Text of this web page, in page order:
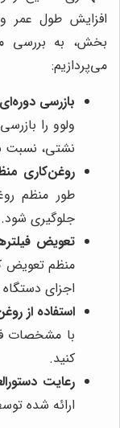
افزایش طول عمر
بخش، به بررسی
می‌پردازیم:
بازرسی
ولوو را
نشتی، نسبت
روغن‌کاری
طور منظم
جلوگیری شود.
تعویض
منظم تعویض
اجزای
استفاده از
با مشخصات
کنید.
رعایت
ارائه شده